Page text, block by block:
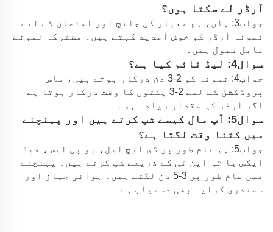
آرڈر لے سکتا ہوں؟
جواب3: ہاں، ہم معیار کی جانچ اور امتحان کے لیے
نمونہ آرڈر کو خوش آمدید کہتے ہیں۔ مشترکہ نمونے
قابل قبول ہیں۔
سوال4: لیڈ ٹائم کیا ہے؟
جواب4: نمونہ کو 2-3 دن درکار ہوتے ہیں، ماس
پروڈکشن کے لیے 2-3 ہفتوں کا وقت درکار ہوتا ہے
اگر آرڈر کی مقدار زیادہ ہو۔
سوال5: آپ مال کیسے شپ کرتے ہیں اور پہنچنے
میں کتنا وقت لگتا ہے؟
جواب5: ہم عام طور پر ڈی ایچ ایل، یو پی ایس، فیڈ
ایکس یا ٹی این ٹی کے ذریعے شپ کرتے ہیں۔ پہنچنے
میں عام طور پر 3-5 دن لگتے ہیں۔ ہوائی جہاز اور
سمندری کرایہ بھی دستیاب ہے۔